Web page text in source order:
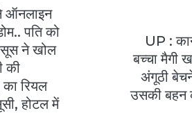
ऑनलाइन
पति को
ने खोल
की
का रियल
होटल में
UP :
बच्चा मैगी
अंगूठी
उसकी बहन